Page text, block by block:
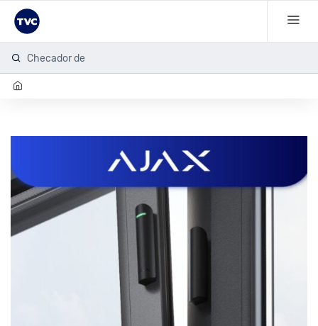
Checador de hu